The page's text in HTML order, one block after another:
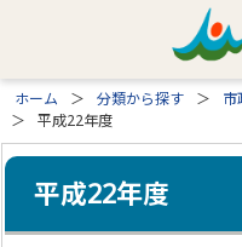
ホーム 分類から探す 市
平成22年度
平成22年度